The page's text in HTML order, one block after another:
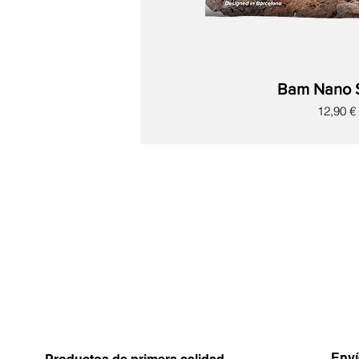
Bam Nano
Precio
12,90 €